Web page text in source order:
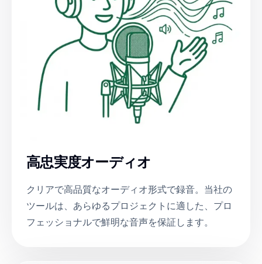
高忠実度オーディオ
クリアで高品質なオーディオ形式で録音。当社の
ツールは、あらゆるプロジェクトに適した、プロ
フェッショナルで鮮明な音声を保証します。